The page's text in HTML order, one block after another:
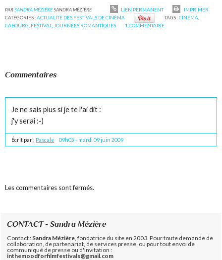
PARSANDRA MÉZIÈRESANDRA MÉZIÈRE LIEN PERMANENT
IMPRIMER
CATÉGORIES :ACTUALITÉ DES FESTIVALS DE CINÉMA TAGS :CINÉMA
CABOURG, FESTIVAL,JOURNÉES ROMANTIQUES 1COMMENTAIRE
Commentaires
Je ne sais plus si je te l'ai dit :
j'y serai :-)
Écrit par : Pascale 09h05 - mardi 09 juin 2009
Les commentaires sont fermés.
CONTACT - Sandra Mézière
Contact : Sandra Mézière , fondatrice du site en 2003. Pour toute demande de
collaboration, de partenariat, de services presse, ou pour tout envoi de
communiqué de presse ou d'invitation :
inthemoodforfilmfestivals@gmail.com